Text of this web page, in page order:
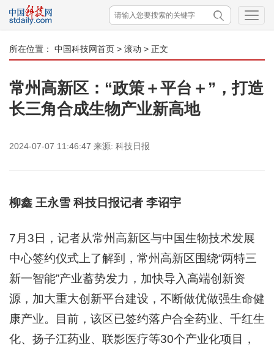
所在位置： 中国科技网首页 > 滚动 > 正文
常州高新区：“政策＋平台＋”，打造
长三角合成生物产业新高地
2024-07-07 11:46:47 来源: 科技日报
柳鑫 王永雪 科技日报记者 李诏宇
7月3日，记者从常州高新区与中国生物技术发展
中心签约仪式上了解到，常州高新区围绕“两特三
新一智能”产业蓄势发力，加快导入高端创新资
源，加大重大创新平台建设，不断做优做强生命健
康产业。目前，该区已签约落户合全药业、千红生
化、扬子江药业、联影医疗等30个产业化项目，